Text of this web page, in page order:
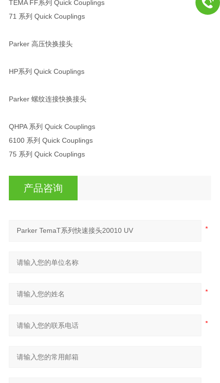
TEMA FF系列 Quick Couplings
71 系列 Quick Couplings
Parker 高压快换接头
HP系列 Quick Couplings
Parker 螺纹连接快换接头
QHPA 系列 Quick Couplings
6100 系列 Quick Couplings
75 系列 Quick Couplings
产品咨询